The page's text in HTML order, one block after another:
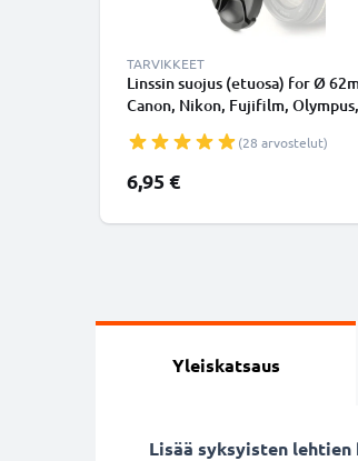
TARVIKKEET
Linssin suojus (etuosa) for Ø
Canon, Nikon, Fujifilm, Olympus,
Inside handle / Central Pinch
Kansi
(28 arvostelut)
6,95 €
Yleiskatsaus
Lisää syksyisten